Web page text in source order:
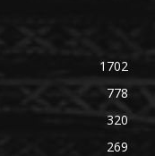
1702
778
320
269